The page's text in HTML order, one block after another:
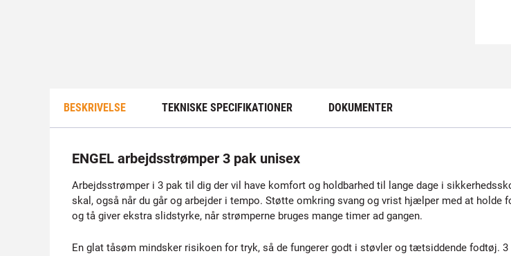
BESKRIVELSE TEKNISKE SPECIFIKATIONER DOKUMENTER
ENGEL arbejdsstrømper 3 pak unisex
Arbejdsstrømper i 3 pak til dig der vil have komfort og holdbarhed til lange dage i
skal, også når du går og arbejder i tempo. Støtte omkring svang og vrist hjælper med at
og tå giver ekstra slidstyrke, når strømperne bruges mange timer ad gangen.
En glat tåsøm mindsker risikoen for tryk, så de fungerer godt i støvler og tætsiddende fodtøj.